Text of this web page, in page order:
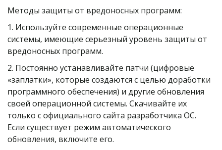
Методы защиты от вредоносных программ:
1. Используйте современные операционные
системы, имеющие серьезный уровень защиты от
вредоносных программ.
2. Постоянно устанавливайте патчи (цифровые
«заплатки», которые создаются с целью доработки
программного обеспечения) и другие обновления
своей операционной системы. Скачивайте их
только с официального сайта разработчика ОС.
Если существует режим автоматического
обновления, включите его.